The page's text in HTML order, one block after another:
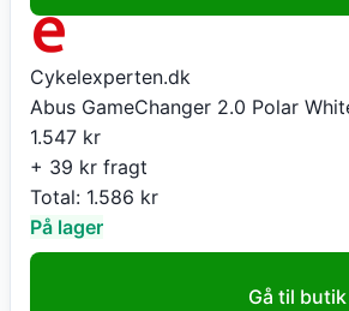
Cykelexperten.dk
Abus GameChanger 2.0 Polar
1.547 kr
+ 39 kr fragt
Total: 1.586 kr
På lager
Gå til butik